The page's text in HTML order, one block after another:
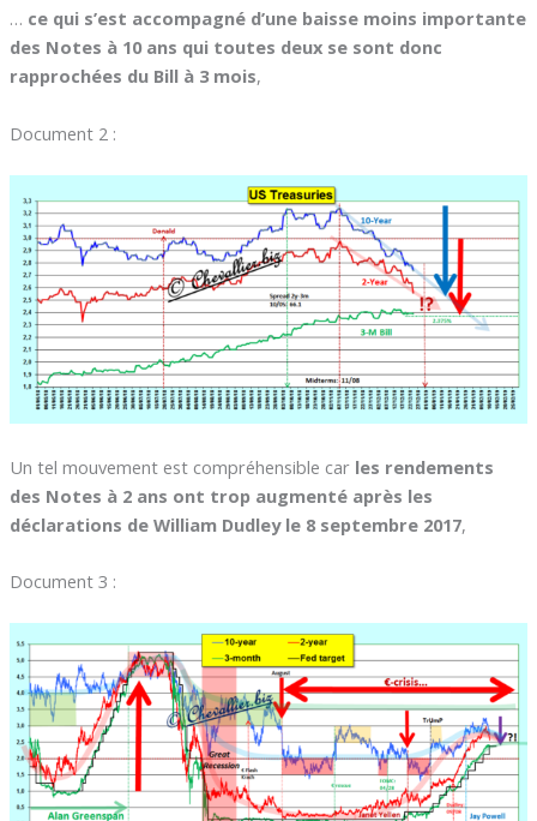
… ce qui s’est accompagné d’une baisse moins importante
des Notes à 10 ans qui toutes deux se sont donc
rapprochées du Bill à 3 mois,
Document 2 :
Un tel mouvement est compréhensible carles rendements
des Notes à 2 ans ont trop augmenté après les
déclarations de William Dudley le 8 septembre 2017,
Document 3 :